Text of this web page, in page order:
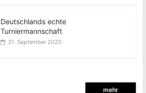
Deutschlands echte
Turniermannschaft
21. September 2025
mehr